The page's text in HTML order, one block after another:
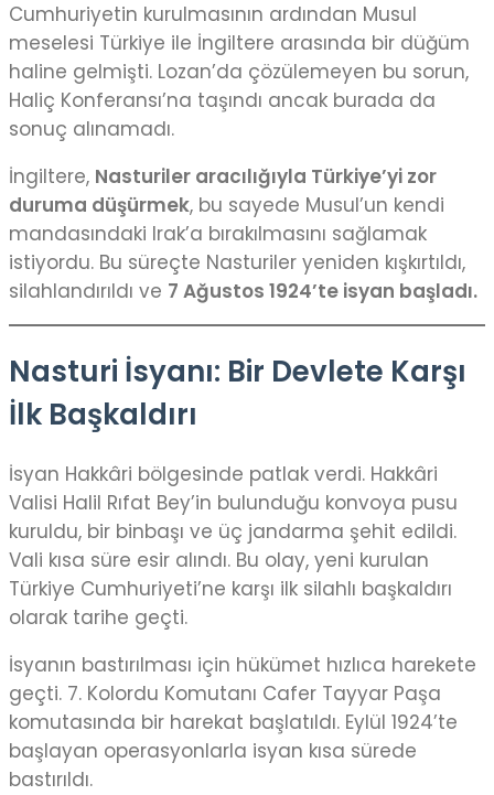
Cumhuriyetin kurulmasının ardından Musul
meselesi Türkiye ile İngiltere arasında bir düğüm
haline gelmişti. Lozan’da çözülemeyen bu sorun,
Haliç Konferansı’na taşındı ancak burada da
sonuç alınamadı.
İngiltere, Nasturiler aracılığıyla Türkiye’yi zor
duruma düşürmek, bu sayede Musul’un kendi
mandasındaki Irak’a bırakılmasını sağlamak
istiyordu. Bu süreçte Nasturiler yeniden kışkırtıldı,
silahlandırıldı ve 7 Ağustos 1924’te isyan başladı.
Nasturi İsyanı: Bir Devlete Karşı
İlk Başkaldırı
İsyan Hakkâri bölgesinde patlak verdi. Hakkâri
Valisi Halil Rıfat Bey’in bulunduğu konvoya pusu
kuruldu, bir binbaşı ve üç jandarma şehit edildi.
Vali kısa süre esir alındı. Bu olay, yeni kurulan
Türkiye Cumhuriyeti’ne karşı ilk silahlı başkaldırı
olarak tarihe geçti.
İsyanın bastırılması için hükümet hızlıca harekete
geçti. 7. Kolordu Komutanı Cafer Tayyar Paşa
komutasında bir harekat başlatıldı. Eylül 1924’te
başlayan operasyonlarla isyan kısa sürede
bastırıldı.